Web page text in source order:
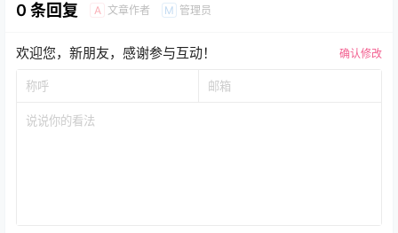
0 条回复 A 文章作者 M 管理员
欢迎您，新朋友，感谢参与互动！ 确认修改